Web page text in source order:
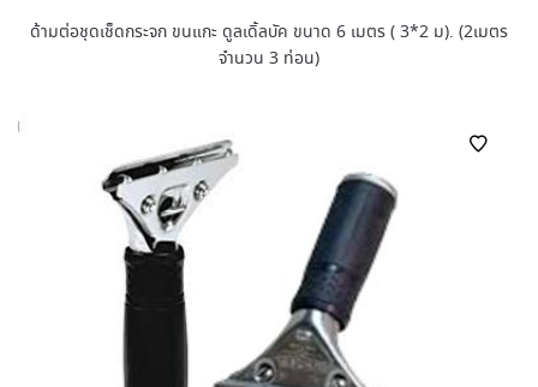
ด้ามต่อชุดเช็ดกระจก ขนแกะ ดูลเดิ้ลบัค ขนาด 6 เมตร ( 3*2 ม). (2เมตร
จำนวน 3 ท่อน)